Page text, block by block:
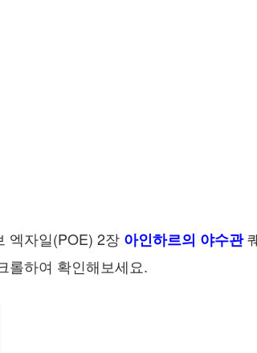
엑자일(POE) 2장 아인하르의 야수관
롤하여 확인해보세요.